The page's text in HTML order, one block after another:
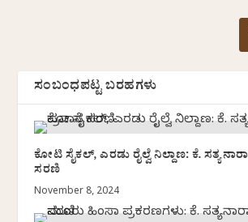
ಸಂಬಂಧಪಟ್ಟ ಬರಹಗಳು
ಕೋಟಿ ಸೈಕಲ್, ಎರಡು ರೈಲ್ವೆ ನಿಲ್ದಾಣ: ಕೆ.
ಸರಣಿ
November 8, 2024